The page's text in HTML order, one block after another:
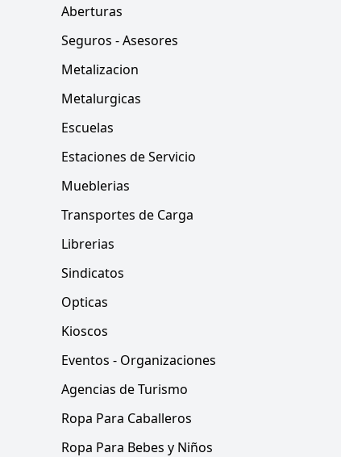
Aberturas
Seguros - Asesores
Metalizacion
Metalurgicas
Escuelas
Estaciones de Servicio
Mueblerias
Transportes de Carga
Librerias
Sindicatos
Opticas
Kioscos
Eventos - Organizaciones
Agencias de Turismo
Ropa Para Caballeros
Ropa Para Bebes y Niños